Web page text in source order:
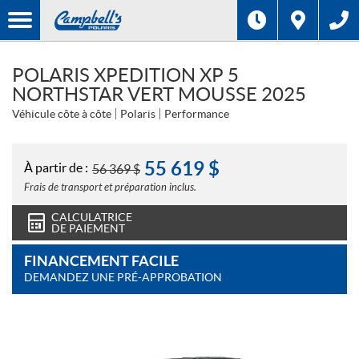
POLARIS XPEDITION XP 5
NORTHSTAR VERT MOUSSE 2025
Véhicule côte à côte Polaris Performance
À partir de : 56 369$ 55 619 $
Frais de transport et préparation inclus.
CALCULATRICE
DE PAIEMENT
FINANCEMENT FACILE
DEMANDEZ UNE PRÉ-APPROBATION